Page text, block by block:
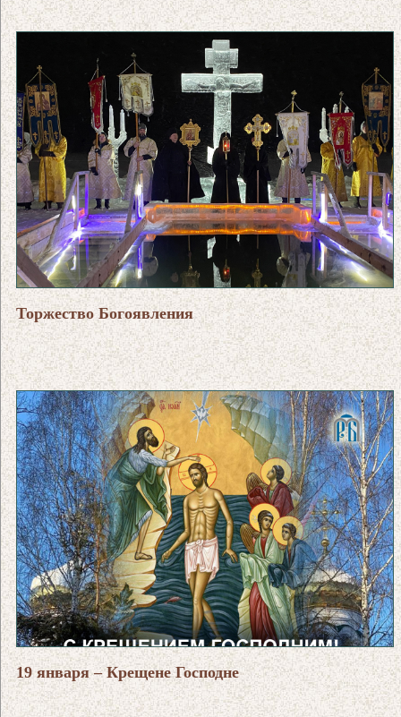
Торжество Богоявления
19 января – Крещене Господне